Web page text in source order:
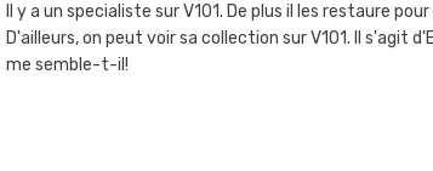
Il y a un specialiste sur V101. De plus il les restaure
D'ailleurs, on peut voir sa collection sur V101. Il s'agit
me semble-t-il!